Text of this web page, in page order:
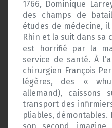
1766, Dominique
des champs de
études de médecine,
Rhin et la suit dans sa
est horrifié par la
service de santé. À
chirurgien François
légères, des «
allemand), caissons
transport des
pliables, démontables.